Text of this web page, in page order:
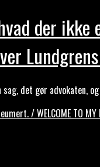
der
sag, det gør advokaten,
/ WELCOME TO